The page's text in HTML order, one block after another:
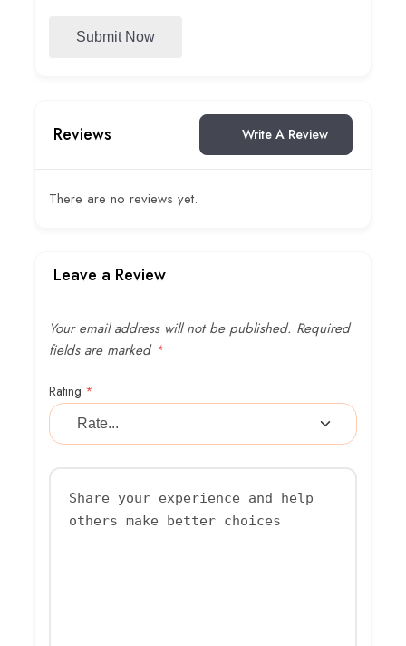
Submit Now
Reviews Write A Review
There are no reviews yet.
Leave a Review
Your email address will not be published. Required
fields are marked *
Rating *